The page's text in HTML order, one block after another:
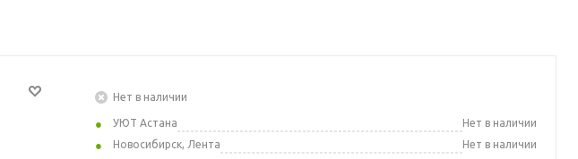
Нет в наличии
УЮТ Астана
Нет в наличии
Новосибирск, Лента
Нет в наличии